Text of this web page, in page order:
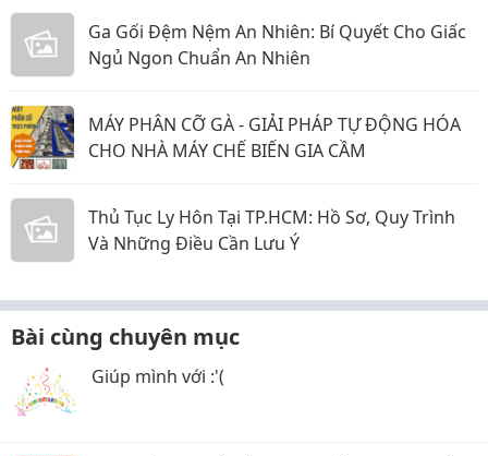
Ga Gối Đệm Nệm An Nhiên: Bí Quyết Cho Giấc
Ngủ Ngon Chuẩn An Nhiên
MÁY PHÂN CỠ GÀ - GIẢI PHÁP TỰ ĐỘNG HÓA
CHO NHÀ MÁY CHẾ BIẾN GIA CẦM
Thủ Tục Ly Hôn Tại TP.HCM: Hồ Sơ, Quy Trình
Và Những Điều Cần Lưu Ý
Bài cùng chuyên mục
Giúp mình với :'(